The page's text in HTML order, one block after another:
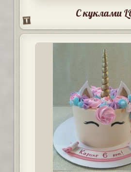
С куклами